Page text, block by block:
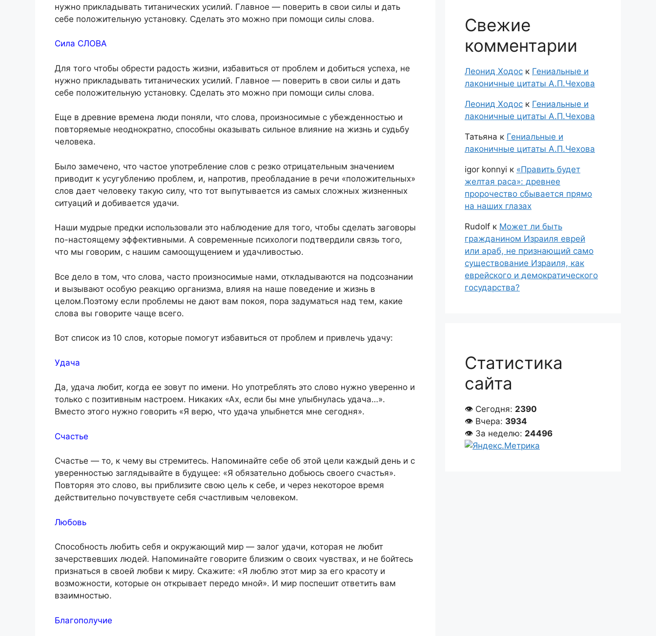
нужно прикладывать титанических усилий. Главное — поверить в свои силы и дать
себе положительную установку. Сделать это можно при помощи силы слова.
Сила СЛОВА
Для того чтобы обрести радость жизни, избавиться от проблем и добиться успеха, не
нужно прикладывать титанических усилий. Главное — поверить в свои силы и дать
себе положительную установку. Сделать это можно при помощи силы слова.
Еще в древние времена люди поняли, что слова, произносимые с убежденностью и
повторяемые неоднократно, способны оказывать сильное влияние на жизнь и судьбу
человека.
Было замечено, что частое употребление слов с резко отрицательным значением
приводит к усугублению проблем, и, напротив, преобладание в речи «положительных»
слов дает человеку такую силу, что тот выпутывается из самых сложных жизненных
ситуаций и добивается удачи.
Наши мудрые предки использовали это наблюдение для того, чтобы сделать заговоры
по-настоящему эффективными. А современные психологи подтвердили связь того,
что мы говорим, с нашим самоощущением и удачливостью.
Все дело в том, что слова, часто произносимые нами, откладываются на подсознании
и вызывают особую реакцию организма, влияя на наше поведение и жизнь в
целом.Поэтому если проблемы не дают вам покоя, пора задуматься над тем, какие
слова вы говорите чаще всего.
Вот список из 10 слов, которые помогут избавиться от проблем и привлечь удачу:
Удача
Да, удача любит, когда ее зовут по имени. Но употреблять это слово нужно уверенно и
только с позитивным настроем. Никаких «Ах, если бы мне улыбнулась удача…».
Вместо этого нужно говорить «Я верю, что удача улыбнется мне сегодня».
Счастье
Счастье — то, к чему вы стремитесь. Напоминайте себе об этой цели каждый день и с
уверенностью заглядывайте в будущее: «Я обязательно добьюсь своего счастья».
Повторяя это слово, вы приблизите свою цель к себе, и через некоторое время
действительно почувствуете себя счастливым человеком.
Любовь
Способность любить себя и окружающий мир — залог удачи, которая не любит
зачерствевших людей. Напоминайте говорите близким о своих чувствах, и не бойтесь
признаться в своей любви к миру. Скажите: «Я люблю этот мир за его красоту и
возможности, которые он открывает передо мной». И мир поспешит ответить вам
взаимностью.
Благополучие
Свежие
комментарии
Леонид Ходос к Гениальные и
лаконичные цитаты А.П.Чехова
Леонид Ходос к Гениальные и
лаконичные цитаты А.П.Чехова
Татьяна к Гениальные и
лаконичные цитаты А.П.Чехова
igor konnyi к «Править будет
желтая раса»: древнее
пророчество сбывается прямо
на наших глазах
Rudolf к Может ли быть
гражданином Израиля еврей
или араб, не признающий само
существование Израиля, как
еврейского и демократического
государства?
Статистика
сайта
👁 Сегодня: 2390
👁 Вчера: 3934
👁 За неделю: 24496